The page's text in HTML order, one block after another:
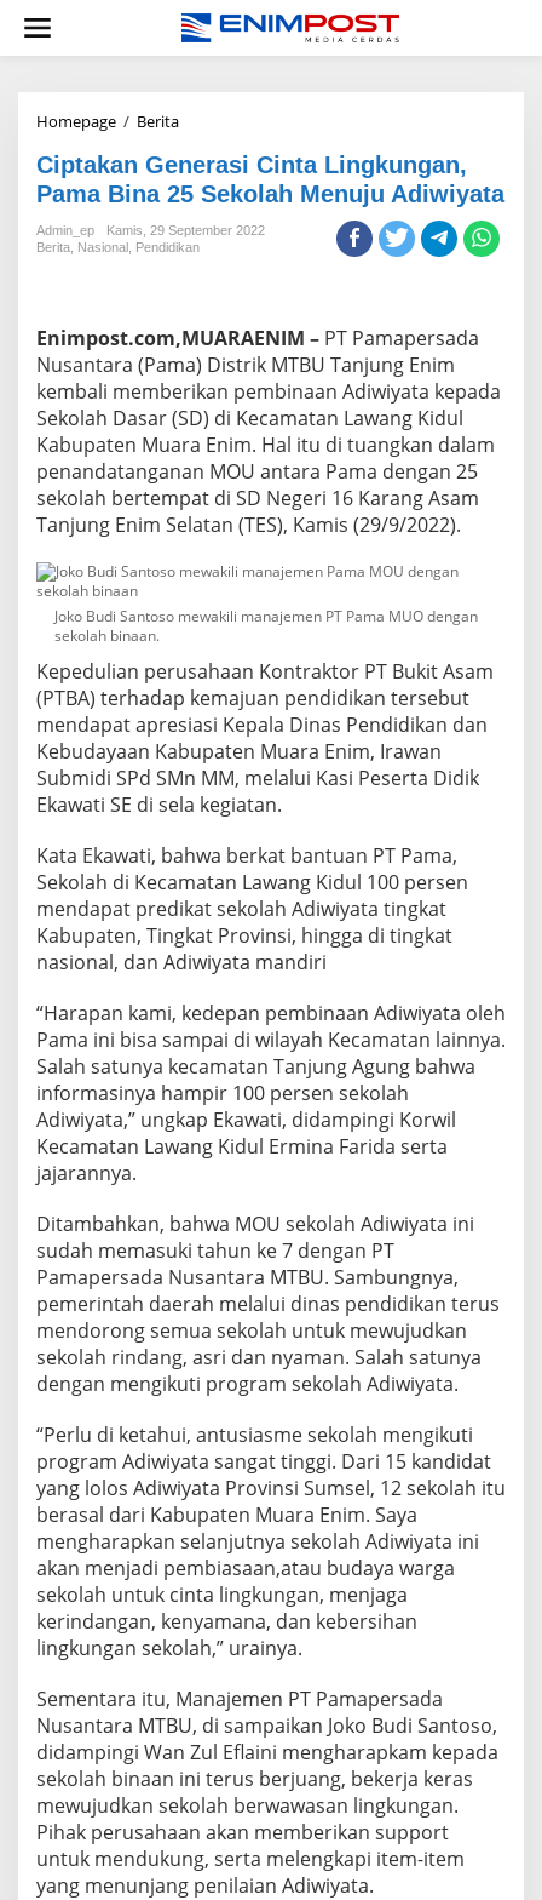
konten
Homepage / BeritaCiptakan
Cinta
Lingkungan,
Pama
Bina
25
Ciptakan Generasi Cinta Lingkungan,
Pama Bina 25 Sekolah Menuju Adiwiyata
Admin_ep
Kamis, 29 September 2022
Berita Nasional Pendidikan
Enimpost.com,MUARAENIM – PT Pamapersada
Nusantara (Pama) Distrik MTBU Tanjung Enim
kembali memberikan pembinaan Adiwiyata kepada
Sekolah Dasar (SD) di Kecamatan Lawang Kidul
Kabupaten Muara Enim. Hal itu di tuangkan dalam
penandatanganan MOU antara Pama dengan 25
sekolah bertempat di SD Negeri 16 Karang Asam
Tanjung Enim Selatan (TES), Kamis (29/9/2022).
Joko Budi Santoso mewakili manajemen PT Pama MUO dengan
sekolah binaan.
Kepedulian perusahaan Kontraktor PT Bukit Asam
(PTBA) terhadap kemajuan pendidikan tersebut
mendapat apresiasi Kepala Dinas Pendidikan dan
Kebudayaan Kabupaten Muara Enim, Irawan
Submidi SPd SMn MM, melalui Kasi Peserta Didik
Ekawati SE di sela kegiatan.
Kata Ekawati, bahwa berkat bantuan PT Pama,
Sekolah di Kecamatan Lawang Kidul 100 persen
mendapat predikat sekolah Adiwiyata tingkat
Kabupaten, Tingkat Provinsi, hingga di tingkat
nasional, dan Adiwiyata mandiri
“Harapan kami, kedepan pembinaan Adiwiyata oleh
Pama ini bisa sampai di wilayah Kecamatan lainnya.
Salah satunya kecamatan Tanjung Agung bahwa
informasinya hampir 100 persen sekolah
Adiwiyata,” ungkap Ekawati, didampingi Korwil
Kecamatan Lawang Kidul Ermina Farida serta
jajarannya.
Ditambahkan, bahwa MOU sekolah Adiwiyata ini
sudah memasuki tahun ke 7 dengan PT
Pamapersada Nusantara MTBU. Sambungnya,
pemerintah daerah melalui dinas pendidikan terus
mendorong semua sekolah untuk mewujudkan
sekolah rindang, asri dan nyaman. Salah satunya
dengan mengikuti program sekolah Adiwiyata.
“Perlu di ketahui, antusiasme sekolah mengikuti
program Adiwiyata sangat tinggi. Dari 15 kandidat
yang lolos Adiwiyata Provinsi Sumsel, 12 sekolah itu
berasal dari Kabupaten Muara Enim. Saya
mengharapkan selanjutnya sekolah Adiwiyata ini
akan menjadi pembiasaan,atau budaya warga
sekolah untuk cinta lingkungan, menjaga
kerindangan, kenyamana, dan kebersihan
lingkungan sekolah,” urainya.
Sementara itu, Manajemen PT Pamapersada
Nusantara MTBU, di sampaikan Joko Budi Santoso,
didampingi Wan Zul Eflaini mengharapkam kepada
sekolah binaan ini terus berjuang, bekerja keras
mewujudkan sekolah berwawasan lingkungan.
Pihak perusahaan akan memberikan support
untuk mendukung, serta melengkapi item-item
yang menunjang penilaian Adiwiyata.